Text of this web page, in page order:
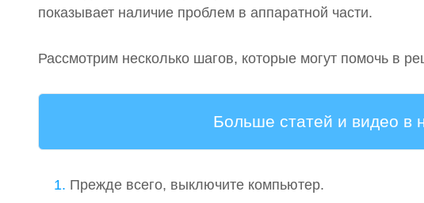
показывает наличие проблем в аппаратной части.
Рассмотрим несколько шагов, которые могут помочь в
Больше статей и видео в
Прежде всего, выключите компьютер.